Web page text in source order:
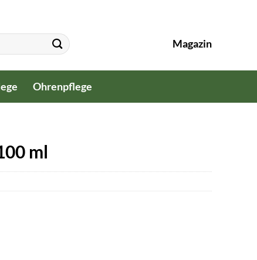
Magazin
Ohrenpflege
ml